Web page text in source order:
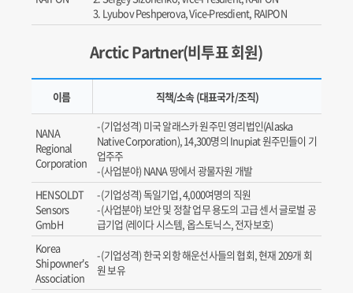
Lyubov Peshperova, Vice-Presdient, RAIPON
Arctic Partner(비투표 회원)
이름 직책/소속 (대표국가/조직)
NANA
Regional
Corporation
(기업성격) 미국 알래스카 원주민 영리법인(Alaska
Native Corporation), 14,300명의 Inupiat 원주민들이 기
업주주
(사업분야) NANA 땅에서 광물자원 개발
HENSOLDT
Sensors
GmbH
(기업성격) 독일기업, 4,000여명의 직원
(사업분야) 보안 및 정찰 업무 용도의 고급 센서 글로벌 공
급기업 (레이다 시스템, 옵스토닉스, 전자보호)
Korea
Shipowner's
Association
(기업성격) 한국 외항 해운선사들의 협회, 현재 209개 회
원 보유